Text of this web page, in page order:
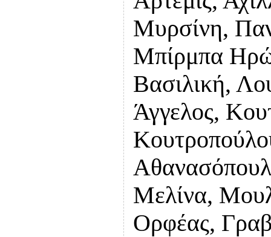
Μυρσίνη,
Μπίρμπα
Βασιλική,
Άγγελος,
Μελίνα,
Ορφέας,